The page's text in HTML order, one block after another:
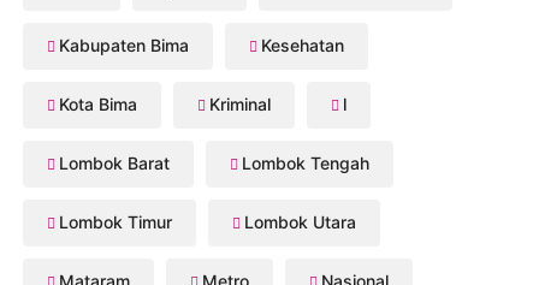
Kabupaten Bima Kesehatan
Kota Bima Kriminal l
Lombok Barat Lombok Tengah
Lombok Timur Lombok Utara
Mataram Metro Nasional